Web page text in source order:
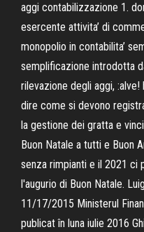
aggi contabilizzazione 1.
esercente attivita’ di
monopolio in contabilita’
semplificazione introdotta
rilevazione degli aggi,
dire come si devono
la gestione dei gratta e
Buon Natale a tutti e Buon
senza rimpianti e il 2021 ci
l'augurio di Buon Natale.
11/17/2015 Ministerul
publicat în luna iulie 2016